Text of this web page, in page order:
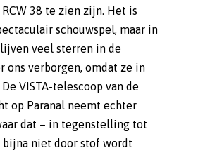
38 te zien zijn. Het is
schouwspel, maar in
veel sterren in de
ons verborgen, omdat ze in
VISTA-telescoop van de
op Paranal neemt echter
dat – in tegenstelling tot
niet door stof wordt